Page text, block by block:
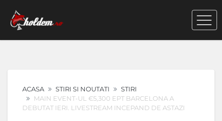
ACASA STIRI SI NOUTATI
STIRI
MAIN EVENT-UL €5,300 EPT BARCELONA A
DEBUTAT IERI. LIVESTREAM INCEPAND DE ASTAZI